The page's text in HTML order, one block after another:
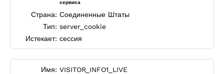
сервиса
Страна: Соединенные Штаты
Тип: server_cookie
Истекает: сессия
Имя: VISITOR_INFO1_LIVE